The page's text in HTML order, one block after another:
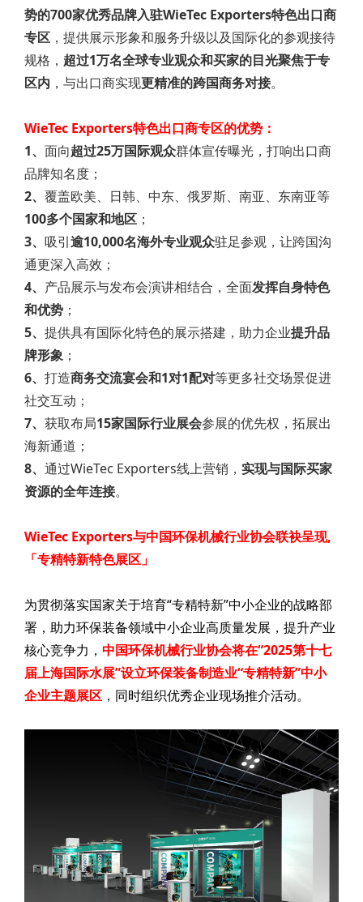
势的700家优秀品牌入驻WieTec Exporters特色出口商
专区 ，提供展示形象和服务升级以及国际化的参观接待
规格， 超过1万名全球专业观众和买家的目光聚焦于专
区内 ，与出口商实现更精准的跨国商务对接。
WieTec Exporters特色出口商专区的优势：
1、 面向超过25万国际观众群体宣传曝光，打响出口商
品牌知名度；
2、 覆盖欧美、日韩、中东、俄罗斯、南亚、东南亚等
100多个国家和地区 ；
3、 吸引逾10,000名海外专业观众驻足参观，让跨国沟
通更深入高效；
4、 产品展示与发布会演讲相结合，全面发挥自身特色
和优势 ；
5、 提供具有国际化特色的展示搭建，助力企业提升品
牌形象 ；
6、 打造商务交流宴会和1对1配对等更多社交场景促进
社交互动；
7、 获取布局15家国际行业展会参展的优先权，拓展出
海新通道；
8、 通过WieTec Exporters线上营销， 实现与国际买家
资源的全年连接。
WieTec Exporters与中国环保机械行业协会联袂呈现,
「专精特新特色展区」
为贯彻落实国家关于培育“专精特新”中小企业的战略部
署，助力环保装备领域中小企业高质量发展，提升产业
核心竞争力， 中国环保机械行业协会将在“2025第十七
届上海国际水展”设立环保装备制造业“专精特新”中小
企业主题展区 ，同时组织优秀企业现场推介活动。